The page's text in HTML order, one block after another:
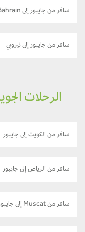
سافر من جايبور إلى Bahrain
سافر من جايبور إلى نيروبي
الرحلات
سافر من الكويت إلى جايبور
سافر من الرياض إلى جايبور
سافر من Muscat إلى جايبور